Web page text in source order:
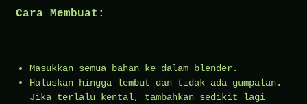
Cara Membuat:
Masukkan semua bahan ke dalam blender.
Haluskan hingga lembut dan tidak ada gumpalan.
Jika terlalu kental, tambahkan sedikit lagi